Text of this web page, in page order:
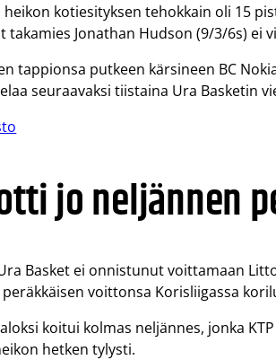
heikon kotiesityksen tehokkain oli 15
takamies Jonathan Hudson (9/3/6s) ei
tappionsa putkeen kärsineen BC
seuraavaksi tiistaina Ura Basketin
jo neljännen
Basket ei onnistunut voittamaan
voittonsa Korisliigassa
koitui kolmas neljännes, jonka
hetken tylysti.